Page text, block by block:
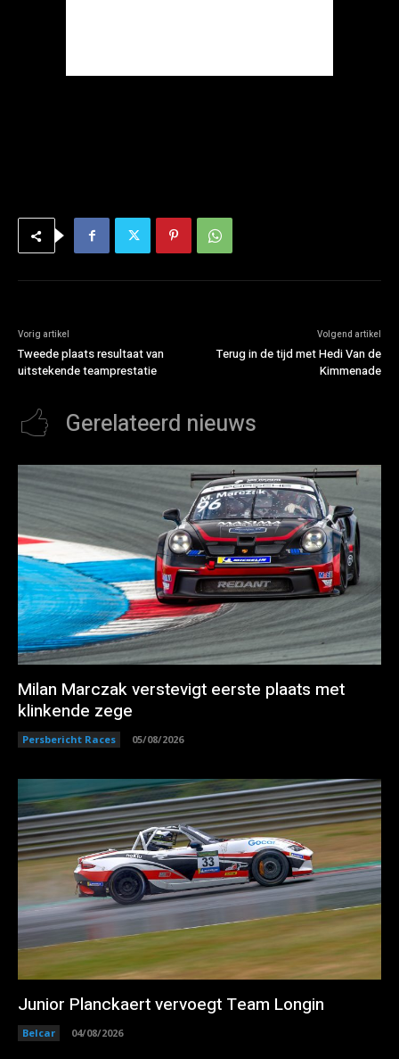
Vorig artikel
Tweede plaats resultaat van
uitstekende teamprestatie
Volgend artikel
Terug in de tijd met Hedi Van de
Kimmenade
Gerelateerd nieuws
Milan Marczak verstevigt eerste plaats met
klinkende zege
Persbericht Races 05/08/2026
Junior Planckaert vervoegt Team Longin
Belcar 04/08/2026